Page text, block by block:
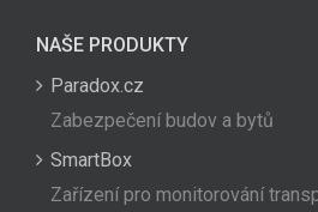
NAŠE PRODUKTY
Paradox.cz
Zabezpečení budov a bytů
SmartBox
Zařízení pro monitorování